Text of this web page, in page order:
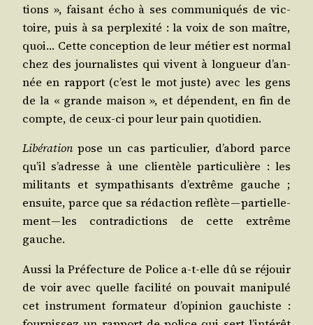
tions », fai­sant écho à ses com­mu­ni­qués de vic­
toire, puis à sa per­plexi­té : la voix de son maître,
quoi… Cette concep­tion de leur métier est nor­mal
chez des jour­na­listes qui vivent à lon­gueur d’an­
née en rap­port (c’est le mot juste) avec les gens
de la « grande mai­son », et dépendent, en fin de
compte, de ceux-ci pour leur pain quotidien.
Libé­ra­tion pose un cas par­ti­cu­lier, d’a­bord parce
qu’il s’a­dresse à une clien­tèle par­ti­cu­lière : les
mili­tants et sym­pa­thi­sants d’ex­trême gauche ;
ensuite, parce que sa rédac­tion reflète — par­tiel­le­
ment — les contra­dic­tions de cette extrême
gauche.
Aus­si la Pré­fec­ture de Police a‑t-elle dû se réjouir
de voir avec quelle faci­li­té on pou­vait mani­pu­lé
cet ins­tru­ment for­ma­teur d’o­pi­nion gau­chiste :